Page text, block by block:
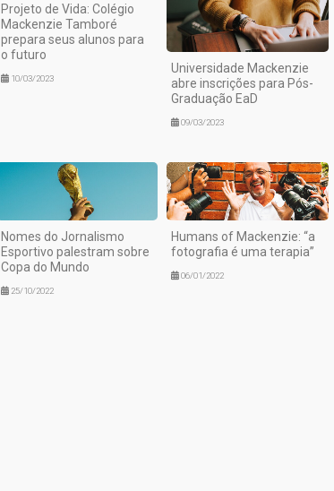
Projeto de Vida: Colégio
Mackenzie Tamboré
prepara seus alunos para
o futuro
10/03/2023
Universidade Mackenzie
abre inscrições para Pós-
Graduação EaD
09/03/2023
Nomes do Jornalismo
Esportivo palestram sobre
Copa do Mundo
25/10/2022
Humans of Mackenzie: “a
fotografia é uma terapia”
06/01/2022